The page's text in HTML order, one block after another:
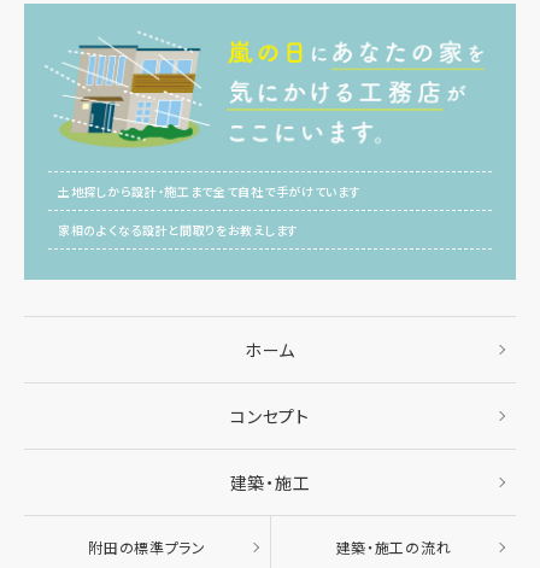
土地探しから設計・施工まで全て自社で手がけています
家相のよくなる設計と間取りをお教えします
ホーム
コンセプト
建築・施工
附田の標準プラン 建築・施工の流れ